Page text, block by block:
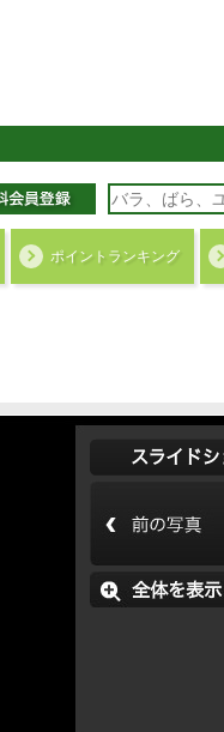
ポイント ランキング